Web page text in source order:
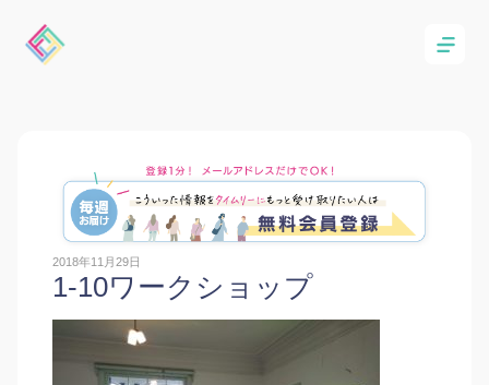
2018年11月29日
1-10ワークショップ